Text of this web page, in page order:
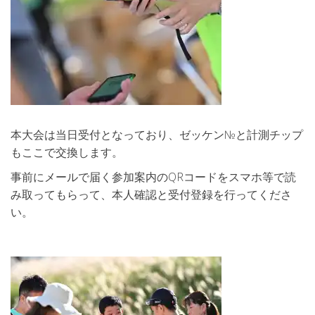
本大会は当日受付となっており、ゼッケン№と計測チップ
もここで交換します。
事前にメールで届く参加案内のQRコードをスマホ等で読
み取ってもらって、本人確認と受付登録を行ってくださ
い。